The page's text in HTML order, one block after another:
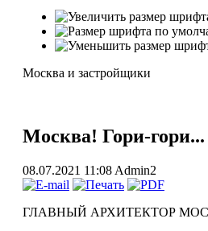
Москва и застройщики
Москва! Гори-гори...
08.07.2021 11:08 Admin2
ГЛАВНЫЙ АРХИТЕКТОР